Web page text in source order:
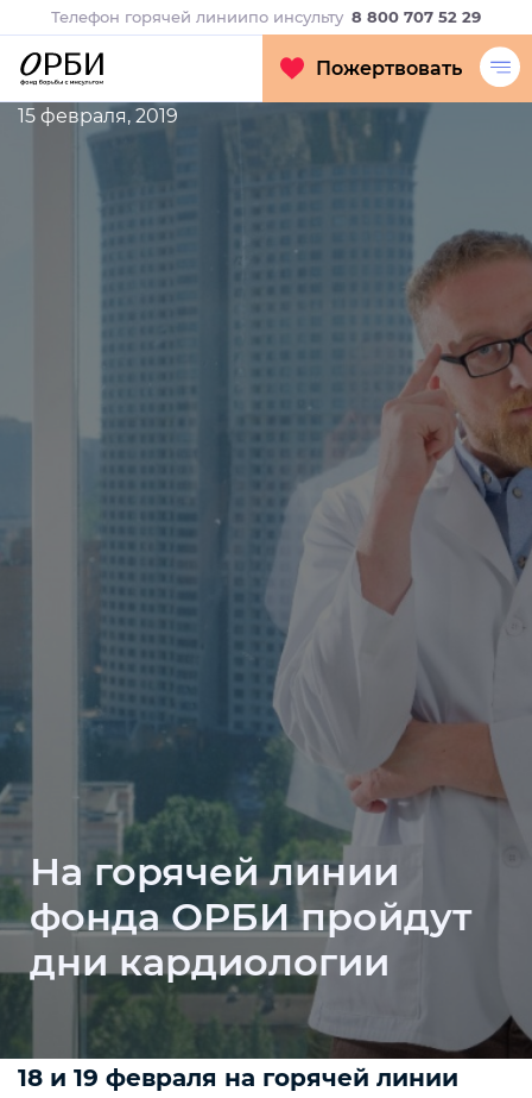
Телефон горячей линиипо инсульту 8 800 707 52 29
Пожертвовать
15 февраля, 2019
На горячей линии
фонда ОРБИ пройдут
дни кардиологии
18 и 19 февраля на горячей линии